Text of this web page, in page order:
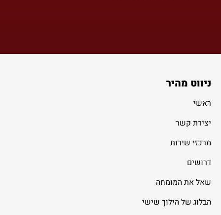
ניווט מהיר
ראשי
יצירת קשר
מרכזי שירות
דרושים
שאל את המומחה
הבלוג של הילוך שישי